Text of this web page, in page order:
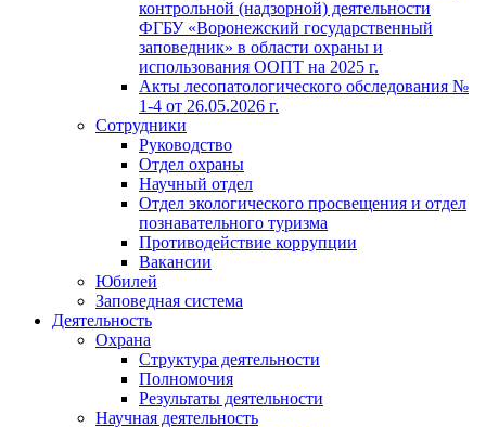
контрольной (надзорной) деятельности
ФГБУ «Воронежский государственный
заповедник» в области охраны и
использования ООПТ на 2025 г.
Акты лесопатологического обследования №
1-4 от 26.05.2026 г.
Сотрудники
Руководство
Отдел охраны
Научный отдел
Отдел экологического просвещения и отдел
познавательного туризма
Противодействие коррупции
Вакансии
Юбилей
Заповедная система
Деятельность
Охрана
Структура деятельности
Полномочия
Результаты деятельности
Научная деятельность